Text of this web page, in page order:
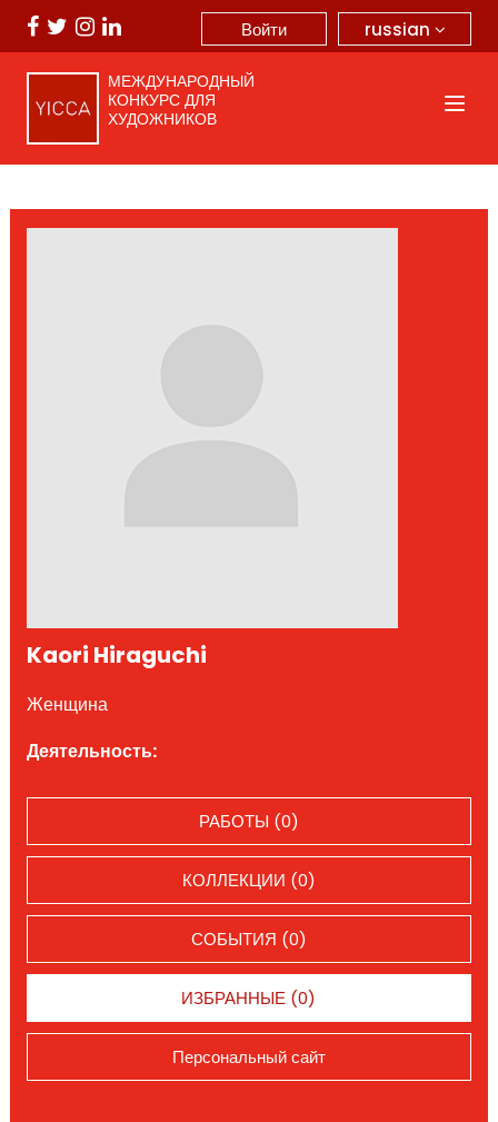
russian
Войти
МЕЖДУНАРОДНЫЙ
КОНКУРС ДЛЯ
ХУДОЖНИКОВ
Kaori Hiraguchi
Женщина
Деятельность:
РАБОТЫ (0)
КОЛЛЕКЦИИ (0)
СОБЫТИЯ (0)
ИЗБРАННЫЕ (0)
Персональный сайт